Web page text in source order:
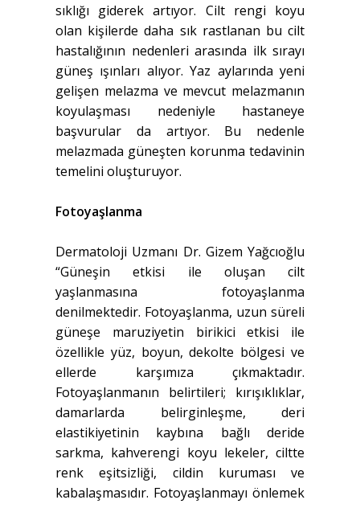
sıklığı giderek artıyor. Cilt rengi koyu
olan kişilerde daha sık rastlanan bu cilt
hastalığının nedenleri arasında ilk sırayı
güneş ışınları alıyor. Yaz aylarında yeni
gelişen melazma ve mevcut melazmanın
koyulaşması nedeniyle hastaneye
başvurular da artıyor. Bu nedenle
melazmada güneşten korunma tedavinin
temelini oluşturuyor.
Fotoyaşlanma
Dermatoloji Uzmanı Dr. Gizem Yağcıoğlu
“Güneşin etkisi ile oluşan cilt
yaşlanmasına fotoyaşlanma
denilmektedir. Fotoyaşlanma, uzun süreli
güneşe maruziyetin birikici etkisi ile
özellikle yüz, boyun, dekolte bölgesi ve
ellerde karşımıza çıkmaktadır.
Fotoyaşlanmanın belirtileri; kırışıklıklar,
damarlarda belirginleşme, deri
elastikiyetinin kaybına bağlı deride
sarkma, kahverengi koyu lekeler, ciltte
renk eşitsizliği, cildin kuruması ve
kabalaşmasıdır. Fotoyaşlanmayı önlemek